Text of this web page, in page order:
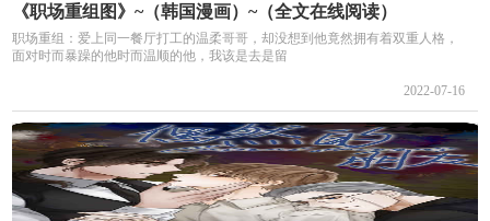
《职场重组图》~（韩国漫画）~（全文在线阅读）
职场重组：爱上同一餐厅打工的温柔哥哥，却没想到他竟然拥有着双重人格，
面对时而暴躁的他时而温顺的他，我该是去是留
2022-07-16